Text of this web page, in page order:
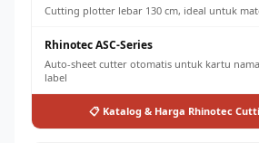
Cutting plotter lebar 130 cm, ideal untuk
Rhinotec ASC-Series
Auto-sheet cutter otomatis untuk kartu
label
📋 Katalog & Harga Rhinotec